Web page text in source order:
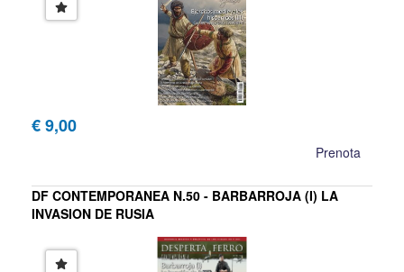
€ 9,00
Prenota
DF CONTEMPORANEA N.50 - BARBARROJA (I) LA
INVASION DE RUSIA